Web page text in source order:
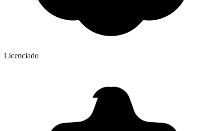
Licenciado